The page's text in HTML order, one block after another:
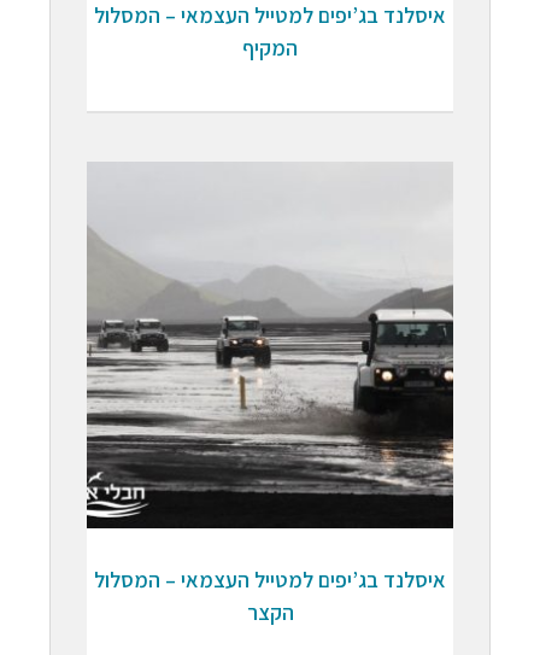
איסלנד בג’יפים למטייל העצמאי – המסלול
המקיף
איסלנד בג’יפים למטייל העצמאי – המסלול
הקצר